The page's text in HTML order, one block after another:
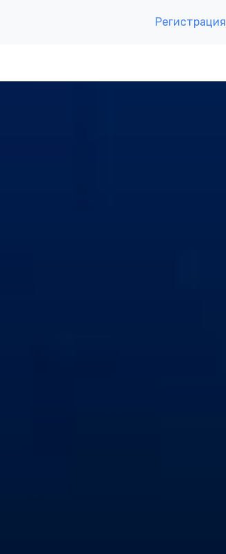
Регистрация